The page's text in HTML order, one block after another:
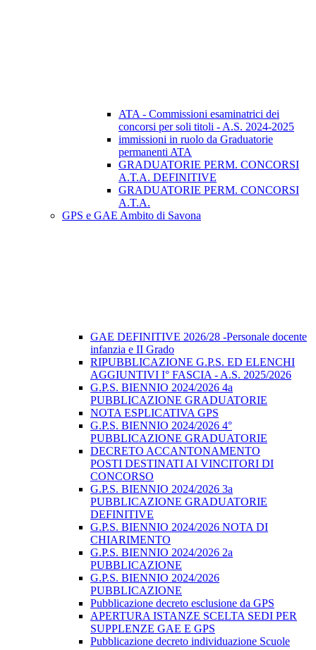
ATA - Commissioni esaminatrici dei
concorsi per soli titoli - A.S. 2024-2025
immissioni in ruolo da Graduatorie
permanenti ATA
GRADUATORIE PERM. CONCORSI
A.T.A. DEFINITIVE
GRADUATORIE PERM. CONCORSI
A.T.A.
GPS e GAE Ambito di Savona
GAE DEFINITIVE 2026/28 -Personale docente
infanzia e II Grado
RIPUBBLICAZIONE G.P.S. ED ELENCHI
AGGIUNTIVI I° FASCIA - A.S. 2025/2026
G.P.S. BIENNIO 2024/2026 4a
PUBBLICAZIONE GRADUATORIE
NOTA ESPLICATIVA GPS
G.P.S. BIENNIO 2024/2026 4°
PUBBLICAZIONE GRADUATORIE
DECRETO ACCANTONAMENTO
POSTI DESTINATI AI VINCITORI DI
CONCORSO
G.P.S. BIENNIO 2024/2026 3a
PUBBLICAZIONE GRADUATORIE
DEFINITIVE
G.P.S. BIENNIO 2024/2026 NOTA DI
CHIARIMENTO
G.P.S. BIENNIO 2024/2026 2a
PUBBLICAZIONE
G.P.S. BIENNIO 2024/2026
PUBBLICAZIONE
Pubblicazione decreto esclusione da GPS
APERTURA ISTANZE SCELTA SEDI PER
SUPPLENZE GAE E GPS
Pubblicazione decreto individuazione Scuole